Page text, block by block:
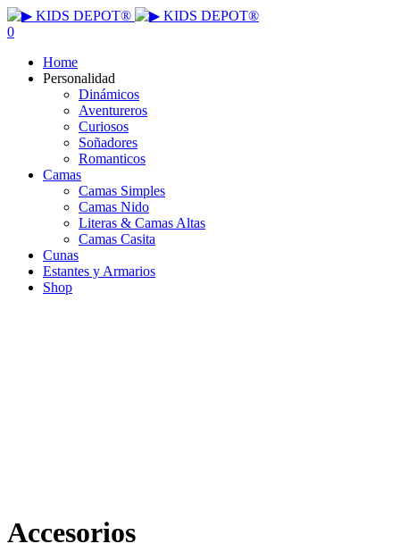
0
Home
Personalidad
Dinámicos
Aventureros
Curiosos
Soñadores
Romanticos
Camas
Camas Simples
Camas Nido
Literas & Camas Altas
Camas Casita
Cunas
Estantes y Armarios
Shop
Accesorios